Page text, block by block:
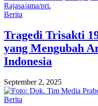
Berita
Tragedi Trisakti
yang Mengubah
Indonesia
September 2, 2025
Berita